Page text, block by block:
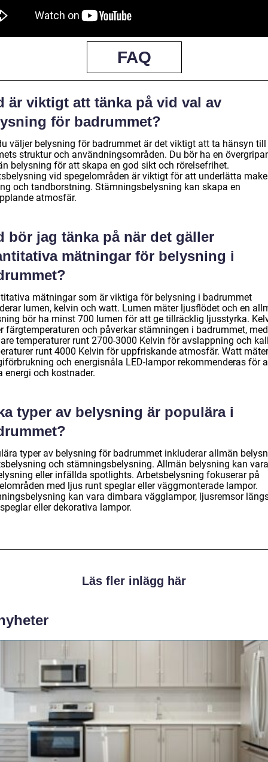
FAQ
är viktigt att tänka på vid val av
för badrummet?
väljer belysning för badrummet är det viktigt att ta hänsyn till
struktur och användningsområden. Du bör ha en
belysning för att skapa en god sikt och rörelsefrihet.
vid spegelområden är viktigt för att underlätta
och tandborstning. Stämningsbelysning kan skapa en
atmosfär.
bör jag tänka på när det gäller
mätningar för belysning i
mätningar som är viktiga för belysning i badrummet
lumen, kelvin och watt. Lumen mäter ljusflödet och en
bör ha minst 700 lumen för att ge tillräcklig ljusstyrka.
färgtemperaturen och påverkar stämningen i badrummet, med
temperaturer runt 2700-3000 Kelvin för avslappning och
runt 4000 Kelvin för uppfriskande atmosfär. Watt mäter
och energisnåla LED-lampor rekommenderas för
energi och kostnader.
typer av belysning är populära i
typer av belysning för badrummet inkluderar allmän
och stämningsbelysning. Allmän belysning kan vara
eller infällda spotlights. Arbetsbelysning fokuserar på
med ljus runt speglar eller väggmonterade lampor.
kan vara dimbara vägglampor, ljusremsor
eller dekorativa lampor.
Läs fler inlägg här